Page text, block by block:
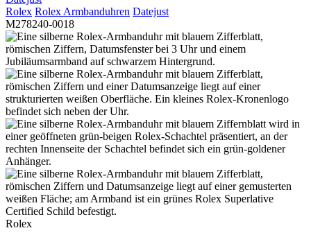
Rolex Rolex Armbanduhren Datejust
M278240-0018
Rolex